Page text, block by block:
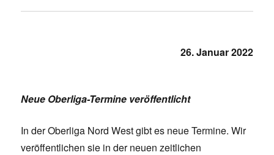
26. Januar 2022
Neue Oberliga-Termine veröffentlicht
In der Oberliga Nord West gibt es neue Termine. Wir
veröffentlichen sie in der neuen zeitlichen